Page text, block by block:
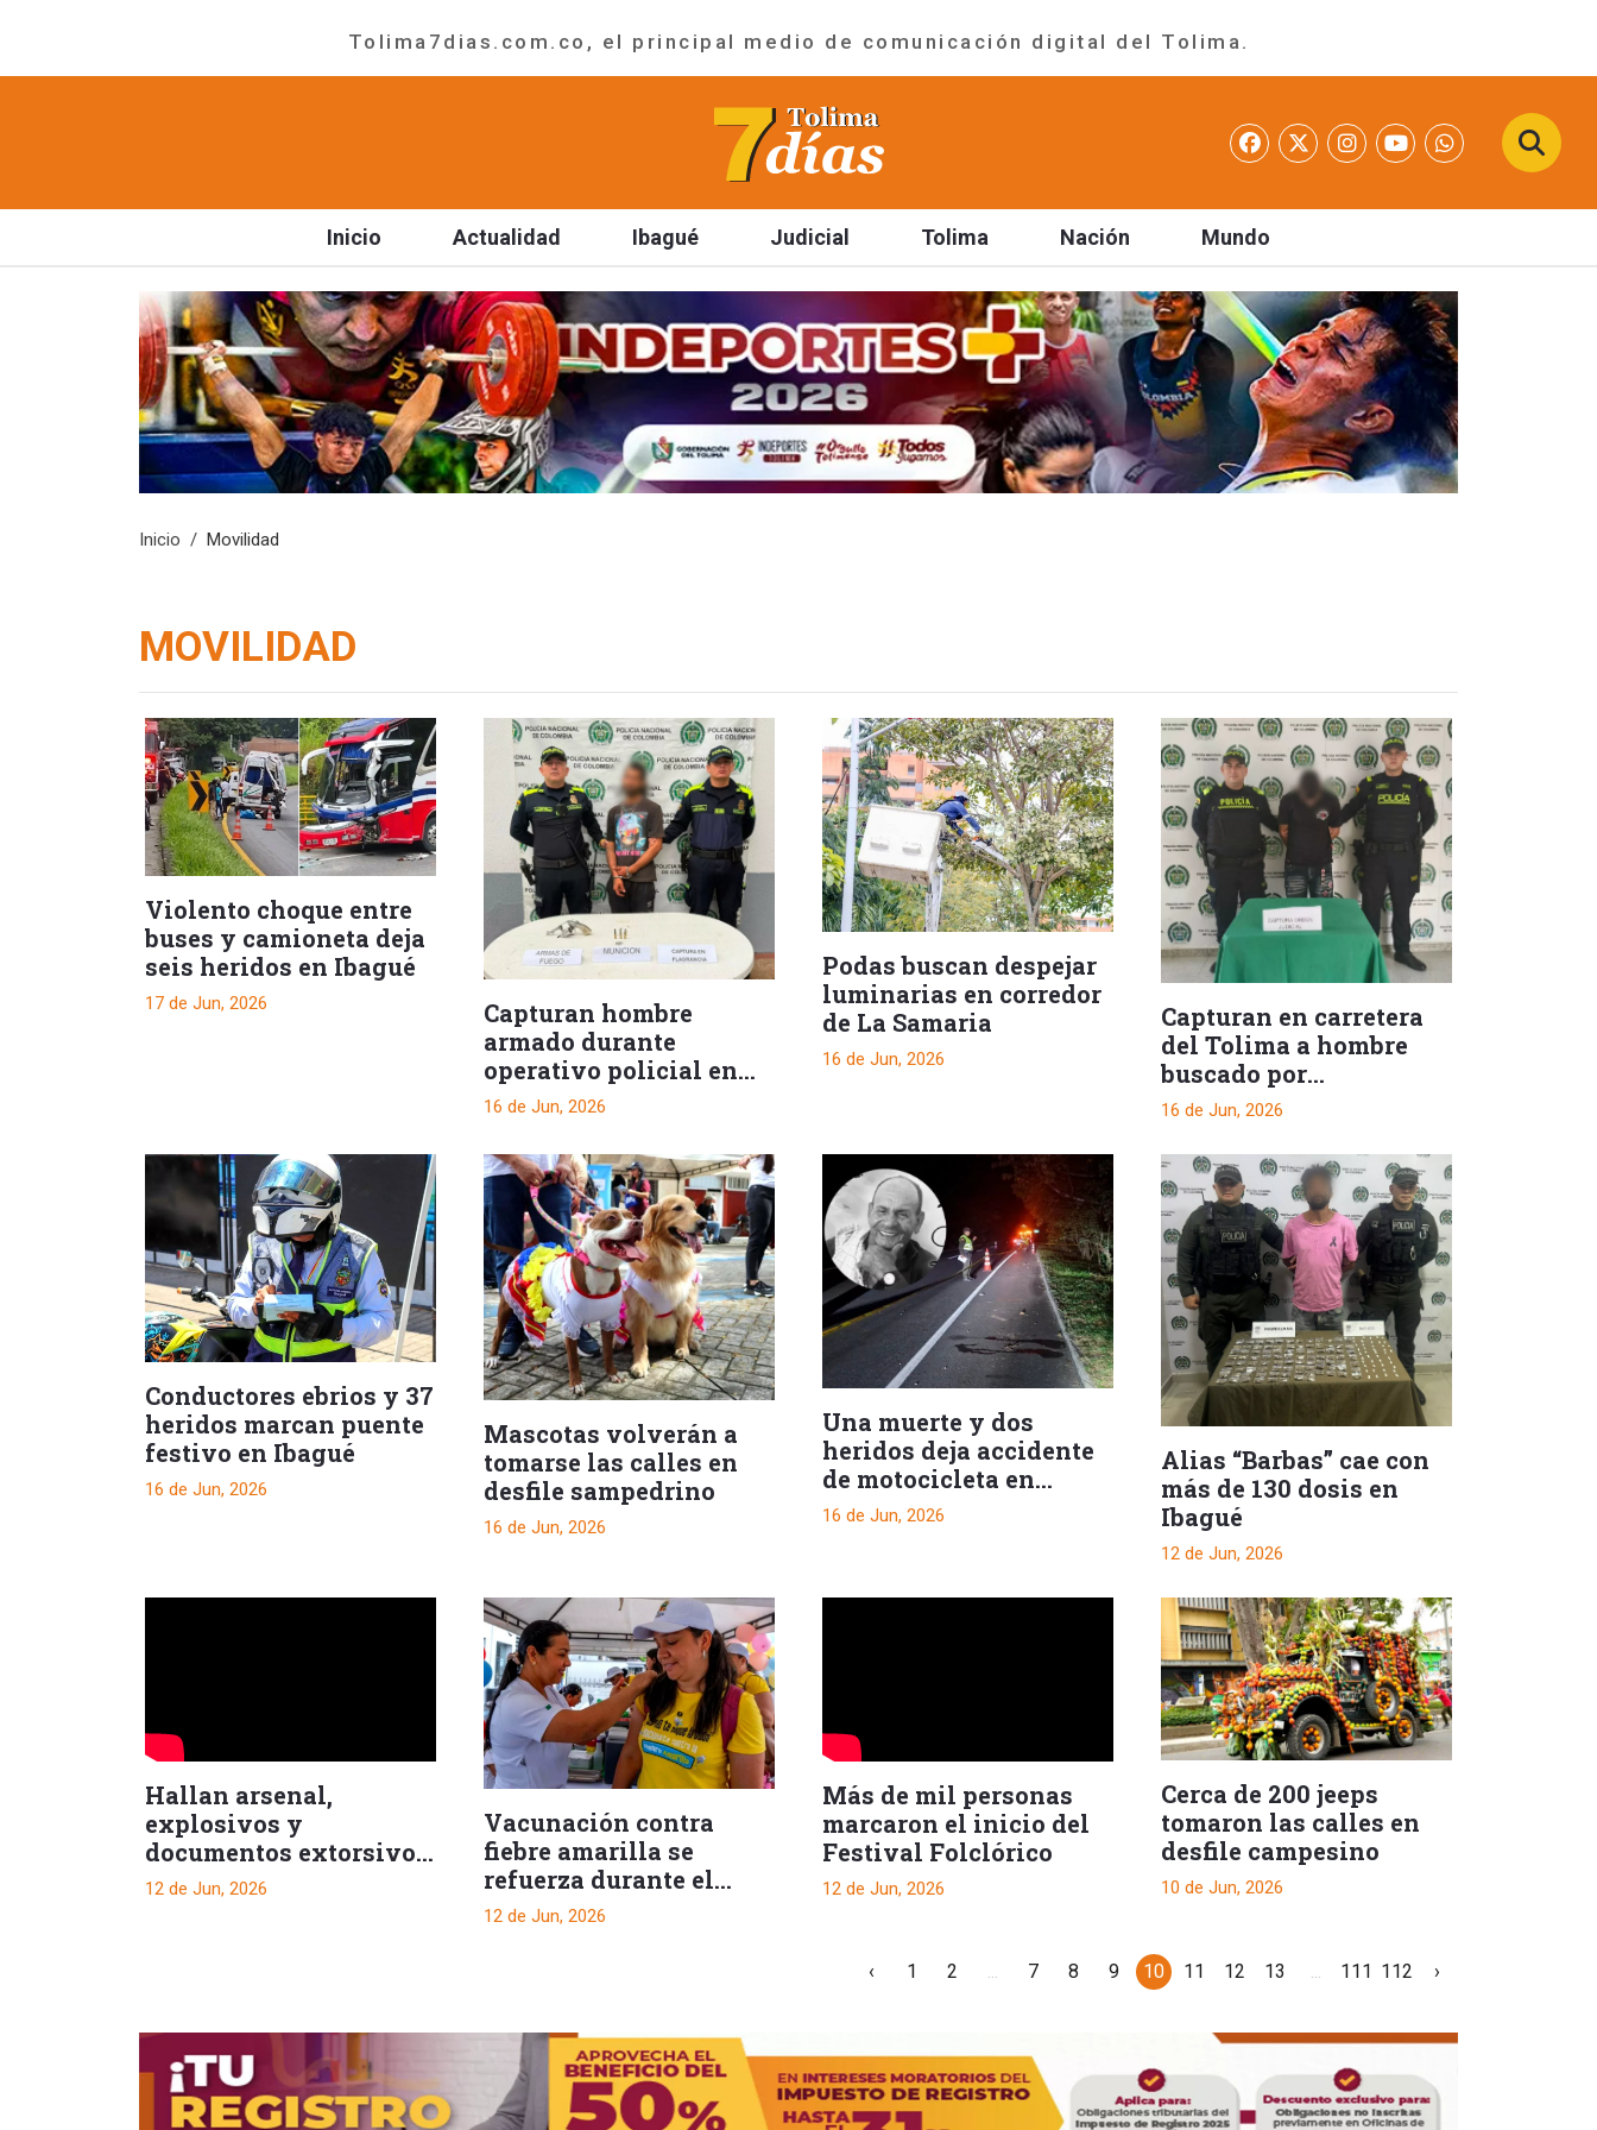
Tolima7dias.com.co, el principal medio de comunicación digital del Tolima.
Inicio Actualidad Ibagué Judicial Tolima Nación Mundo
Inicio Movilidad
MOVILIDAD
Violento choque entre
buses y camioneta deja
seis heridos en Ibagué
17 de Jun, 2026
Capturan hombre
armado durante
operativo policial en
Ataco
16 de Jun, 2026
Podas buscan despejar
luminarias en corredor
de La Samaria
16 de Jun, 2026
Capturan en carretera
del Tolima a hombre
buscado por
narcotráfico
16 de Jun, 2026
Conductores ebrios y 37
heridos marcan puente
festivo en Ibagué
16 de Jun, 2026
Mascotas volverán a
tomarse las calles en
desfile sampedrino
16 de Jun, 2026
Una muerte y dos
heridos deja accidente
de motocicleta en
Tolima
16 de Jun, 2026
Alias “Barbas” cae con
más de 130 dosis en
Ibagué
12 de Jun, 2026
Hallan arsenal,
explosivos y
documentos extorsivos
en Chaparral
12 de Jun, 2026
Vacunación contra
fiebre amarilla se
refuerza durante el
Mundial
12 de Jun, 2026
Más de mil personas
marcaron el inicio del
Festival Folclórico
12 de Jun, 2026
Cerca de 200 jeeps
tomaron las calles en
desfile campesino
10 de Jun, 2026
‹ 1 2 ... 7 8 9 10 11 12 13 ... 111 112 ›